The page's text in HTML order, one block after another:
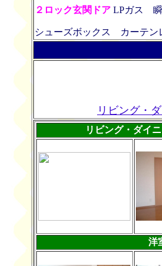
２ロック玄関ドア LPガス
シューズボックス カーテン
リビング・
リビング・ダイ
洋